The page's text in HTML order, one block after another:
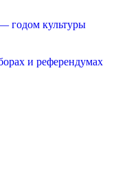
годом культуры
и референдумах